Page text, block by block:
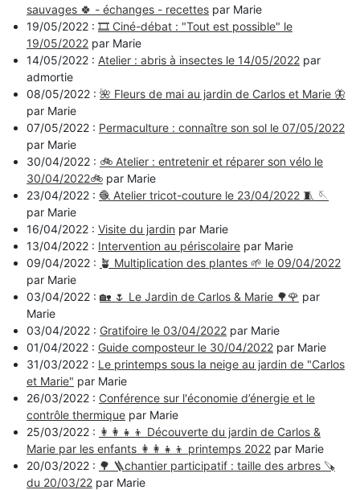
sauvages 🍀 - échanges - recettes par Marie
19/05/2022 : 🎞️ Ciné-débat : "Tout est possible" le
19/05/2022 par Marie
14/05/2022 : Atelier : abris à insectes le 14/05/2022 par
admortie
08/05/2022 : 🌺 Fleurs de mai au jardin de Carlos et Marie 🦋
par Marie
07/05/2022 : Permaculture : connaître son sol le 07/05/2022
par Marie
30/04/2022 : 🚲 Atelier : entretenir et réparer son vélo le
30/04/2022🚲 par Marie
23/04/2022 : 🧶 Atelier tricot-couture le 23/04/2022 🧵 🪡
par Marie
16/04/2022 : Visite du jardin par Marie
13/04/2022 : Intervention au périscolaire par Marie
09/04/2022 : 🪴 Multiplication des plantes 🌱 le 09/04/2022
par Marie
03/04/2022 : 🏡 🌷​ Le Jardin de Carlos & Marie 🌳​🌹​ par
Marie
03/04/2022 : Gratifoire le 03/04/2022 par Marie
01/04/2022 : Guide composteur le 30/04/2022 par Marie
31/03/2022 : Le printemps sous la neige au jardin de "Carlos
et Marie" par Marie
26/03/2022 : Conférence sur l'économie d’énergie et le
contrôle thermique par Marie
25/03/2022 : 👩‍👩‍👧‍👦 Découverte du jardin de Carlos &
Marie par les enfants 👩‍👩‍👧‍👦 printemps 2022 par Marie
20/03/2022 : 🌳 🪜chantier participatif : taille des arbres 🪚
du 20/03/22 par Marie